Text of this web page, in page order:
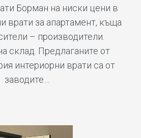
Борман на ниски цени в
врати за апартамент, къща
– производители.
склад. Предлаганите от
интериорни врати са от
заводите…